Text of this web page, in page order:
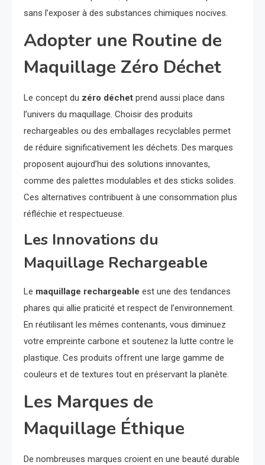
sans l’exposer à des substances chimiques nocives.
Adopter une Routine de
Maquillage Zéro Déchet
Le concept du zéro déchet prend aussi place dans
l’univers du maquillage. Choisir des produits
rechargeables ou des emballages recyclables permet
de réduire significativement les déchets. Des marques
proposent aujourd’hui des solutions innovantes,
comme des palettes modulables et des sticks solides.
Ces alternatives contribuent à une consommation plus
réfléchie et respectueuse.
Les Innovations du
Maquillage Rechargeable
Le maquillage rechargeable est une des tendances
phares qui allie praticité et respect de l’environnement.
En réutilisant les mêmes contenants, vous diminuez
votre empreinte carbone et soutenez la lutte contre le
plastique. Ces produits offrent une large gamme de
couleurs et de textures tout en préservant la planète.
Les Marques de
Maquillage Éthique
De nombreuses marques croient en une beauté durable